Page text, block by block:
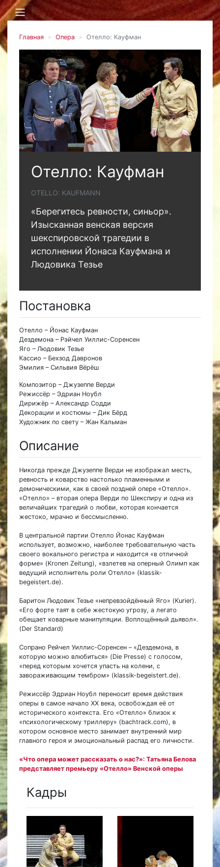
Главная Опера Отелло: Кауфман
Отелло: Кауфман
OTELLO: KAUFMANN
«Берегитесь ревности, синьор».
Изысканная венская версия
шекспировской трагедии в
исполнении Йонаса Кауфмана и
Людовика Тезье
Постановка
Отелло – Йонас Кауфман
Дездемона – Рэйчел Уиллис-Соренсен
Яго – Людовик Тезье
Кассио – Бехзод Давронов
Эмилия – Сильвия Вёрёш
Композитор – Джузеппе Верди
Режиссёр – Эдриан Ноубл
Дирижёр – Александр Содди
Декорации и костюмы – Дик Бёрд
Художник по свету – Жан Кальман
Описание
Никогда прежде Джузеппе Верди не изображал месть,
ревность и коварство настолько пламенными и
демоническими, как в своей поздней опере «Отелло».
«Отелло» – вторая опера Верди по Шекспиру и одна из
величайших трагедий о любви, которая кончается
жестоко, мрачно и бессмысленно.
В центральной партии Отелло Йонас Кауфман
использует, возможно, наиболее требовательную часть
своего вокального регистра и находится «в отличной
форме» (Kronen Zeitung), «взлетев на оперный Олимп как
ведущий исполнитель роли Отелло» (klassik-
begeistert.de).
Баритон Людовик Тезье «непревзойдённый Яго» (Kurier).
«Его форте таят в себе жестокую угрозу, а легато
обещает коварные манипуляции. Воплощённый дьявол».
(Der Standard)
Сопрано Рейчел Уиллис-Соренсен – «Дездемона, в
которую можно влюбиться» (Die Presse) с голосом,
«перед которым хочется упасть на колени, с
завораживающим тембром» (klassik-begeistert.de).
Режиссёр Эдриан Ноубл переносит время действия
оперы в самое начало XX века, освобождая её от
исторического контекста. Его «Отелло» близок к
«психологическому триллеру» (bachtrack.com), в
котором основное место занимает внутренний мир
главного героя и эмоциональный распад его личности.
«Что опера может рассказать о нас?»: Татьяна Белова
представляет премьеру «Отелло» Венской оперы
Кадры